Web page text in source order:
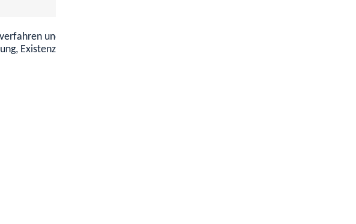
und kann sich in Ihrem Auftrag um die weitere Kommunikation mit
Existenzgründung oder Ausübung Ihrer Dienstleistungstätigkeit